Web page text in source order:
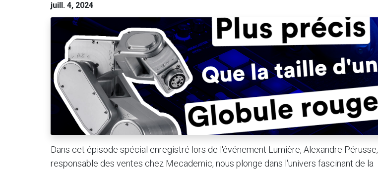
juill. 4, 2024
Dans cet épisode spécial enregistré lors de l'événement Lumière, Alexandre Pérusse,
responsable des ventes chez Mecademic, nous plonge dans l'univers fascinant de la